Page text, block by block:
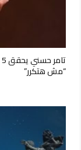
“مش هتكرر”